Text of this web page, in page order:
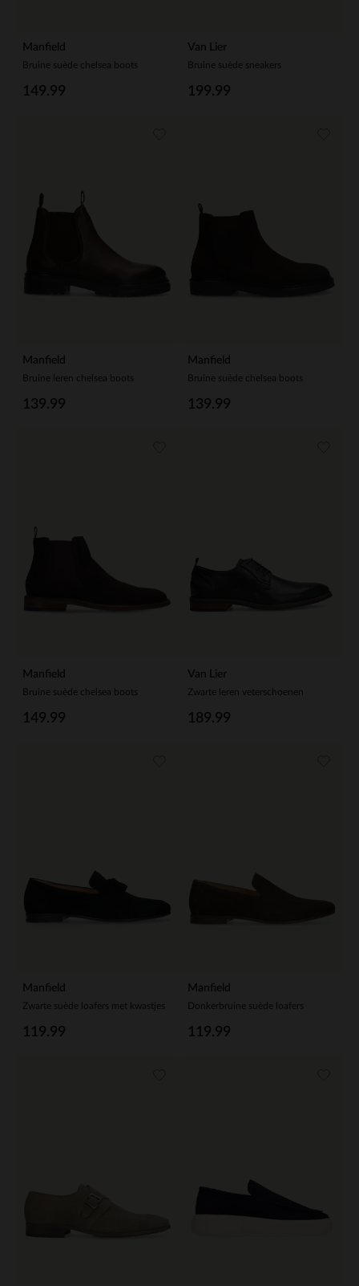
Manfield
Bruine suède chelsea boots
149.99
Van Lier
Bruine suède sneakers
199.99
Manfield
Bruine leren chelsea boots
139.99
Manfield
Bruine suède chelsea boots
139.99
Manfield
Bruine suède chelsea boots
149.99
Van Lier
Zwarte leren veterschoenen
189.99
Manfield
Zwarte suède loafers met kwastjes
119.99
Manfield
Donkerbruine suède loafers
119.99